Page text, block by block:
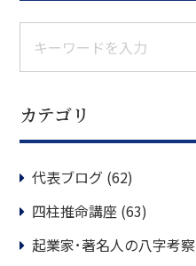
カテゴリ
代表ブログ (62)
四柱推命講座 (63)
起業家･著名人の八字考察